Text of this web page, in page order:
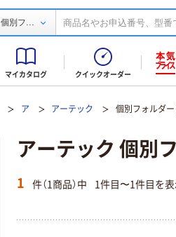
個別フ...
マイカタログ クイックオーダー
ア アーテック 個別フォルダー
アーテック 個別
1 件（1商品）中 1件目〜1件目を